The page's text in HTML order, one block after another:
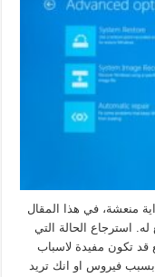
منعشة، في هذا المقال
استرجاع الحالة التي
قد تكون مفيدة لاسباب
بسبب فيروس او انك تريد